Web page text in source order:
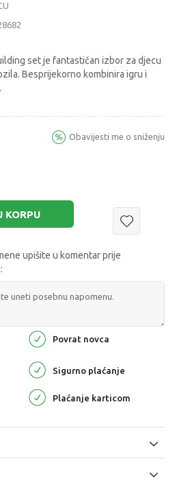
set je fantastičan izbor za djecu
Besprijekorno kombinira igru i
Obavijesti me o sniženju
KORPU
upišite u komentar prije
Povrat novca
Sigurno plaćanje
Plaćanje karticom